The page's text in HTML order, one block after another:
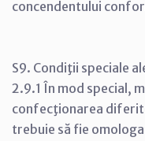
concendentului
S9. Condiţii speciale
2.9.1 În mod special,
confecţionarea
trebuie să fie